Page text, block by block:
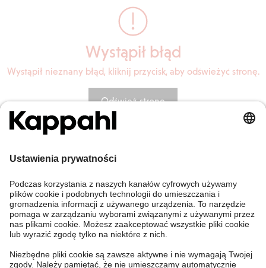
Wystąpił błąd
Wystąpił nieznany błąd, kliknij przycisk, aby odświeżyć stronę.
Odśwież stronę